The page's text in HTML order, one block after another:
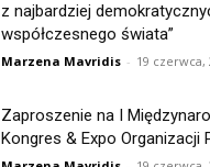
z najbardziej
współczesnego świata”
Marzena Mavridis - 19 czerwca,
Zaproszenie na I
Kongres & Expo Organizacji